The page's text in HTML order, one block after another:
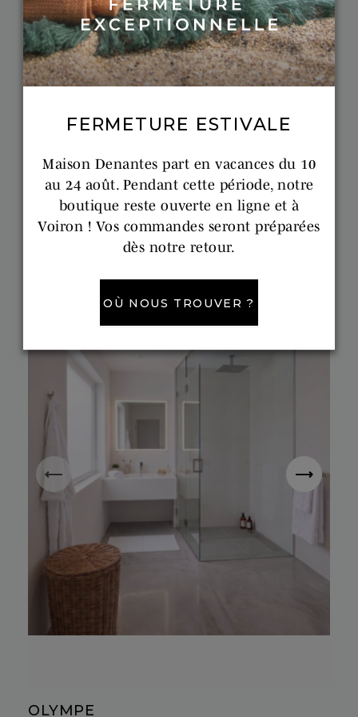
OLYMPE
ensemble linge de bain 5 pièces ultra
OLYMPE
FERMETURE ESTIVALE
Maison Denantes part en vacances du 10
au 24 août. Pendant cette période, notre
boutique reste ouverte en ligne et à
Voiron ! Vos commandes seront préparées
dès notre retour.
OÙ NOUS TROUVER ?